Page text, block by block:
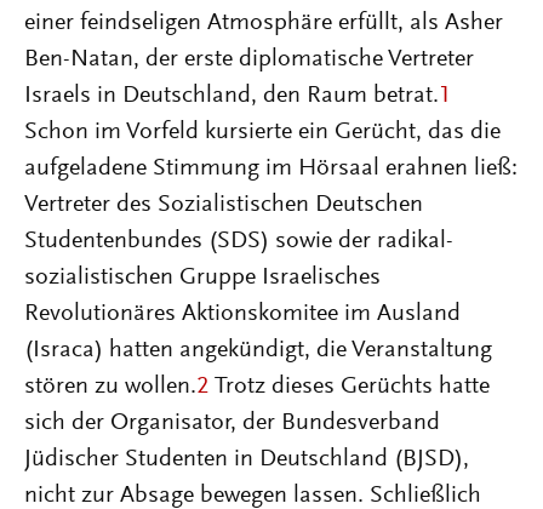
einer feindseligen Atmosphäre erfüllt, als Asher
Ben-Natan, der erste diplomatische Vertreter
Israels in Deutschland, den Raum betrat. 1
Schon im Vorfeld kursierte ein Gerücht, das die
aufgeladene Stimmung im Hörsaal erahnen ließ:
Vertreter des Sozialistischen Deutschen
Studentenbundes (SDS) sowie der radikal-
sozialistischen Gruppe Israelisches
Revolutionäres Aktionskomitee im Ausland
(Israca) hatten angekündigt, die Veranstaltung
stören zu wollen.2 Trotz dieses Gerüchts hatte
sich der Organisator, der Bundesverband
Jüdischer Studenten in Deutschland (BJSD),
nicht zur Absage bewegen lassen. Schließlich